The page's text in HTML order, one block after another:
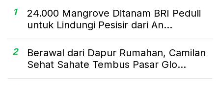
1
24.000 Mangrove Ditanam BRI Peduli
untuk Lindungi Pesisir dari An...
2
Berawal dari Dapur Rumahan, Camilan
Sehat Sahate Tembus Pasar Glo...